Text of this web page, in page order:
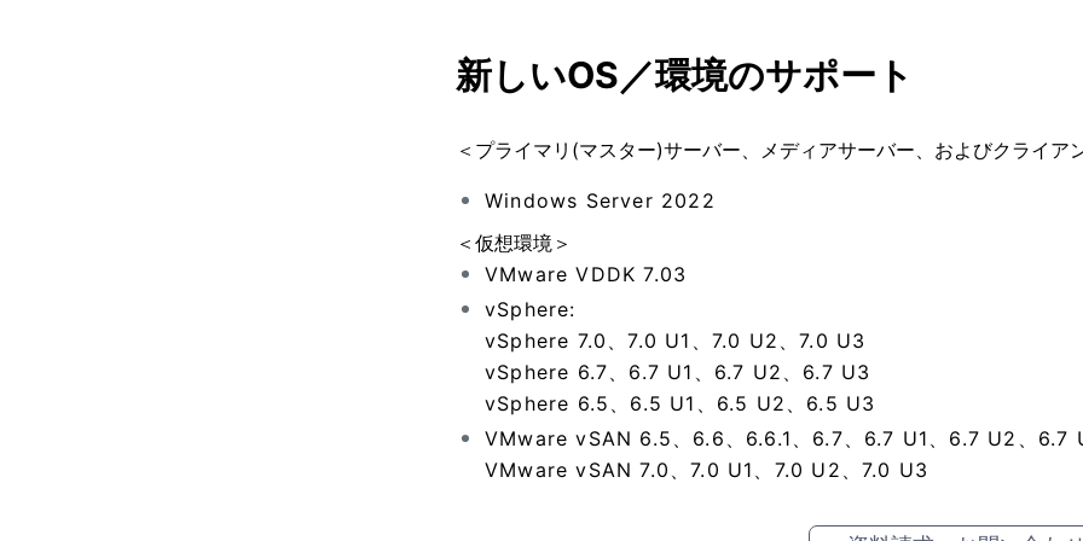
新しいOS／環境のサポート
＜プライマリ(マスター)サーバー、メディアサーバー、およびクライア
Windows Server 2022
＜仮想環境＞
VMware VDDK 7.03
vSphere:
vSphere 7.0、7.0 U1、7.0 U2、7.0 U3
vSphere 6.7、6.7 U1、6.7 U2、6.7 U3
vSphere 6.5、6.5 U1、6.5 U2、6.5 U3
VMware vSAN 6.5、6.6、6.6.1、6.7、6.7 U1、6.7 U2、6.7
VMware vSAN 7.0、7.0 U1、7.0 U2、7.0 U3